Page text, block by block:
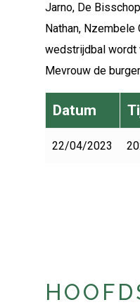
Jarno, De
Nathan, Nzembele
wedstrijdbal wordt
Mevrouw de
Datum
22/04/2023